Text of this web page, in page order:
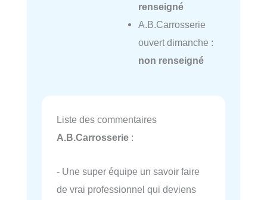
renseigné
A.B.Carrosserie
ouvert dimanche :
non renseigné
Liste des commentaires
A.B.Carrosserie :
- Une super équipe un savoir faire
de vrai professionnel qui deviens